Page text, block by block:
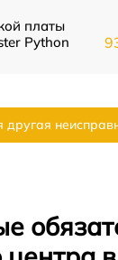
платы
Python
другая